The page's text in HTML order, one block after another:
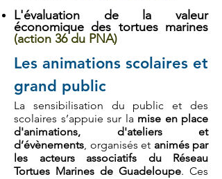
L'évaluation de la valeur
économique des tortues marines
(action 36 du PNA)
Les animations scolaires et
grand public
La sensibilisation du public et des
scolaires s’appuie sur la mise en place
d'animations, d'ateliers et
d’évènements, organisés et animés par
les acteurs associatifs du Réseau
Tortues Marines de Guadeloupe. Ces